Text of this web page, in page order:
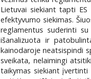
Lietuvai siekiant tapti
efektyvumo siekimas.
reglamentus suderinti
išanalizuota ir
kainodaroje neatsispindi
sveikata, nelaimingi
taikymas siekiant